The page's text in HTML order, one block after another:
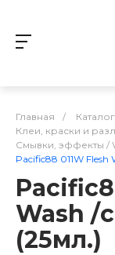
Главная /
Клеи, краски и
Смывки, эффекты /
Pacific88 011W
Wash /
(25мл.)